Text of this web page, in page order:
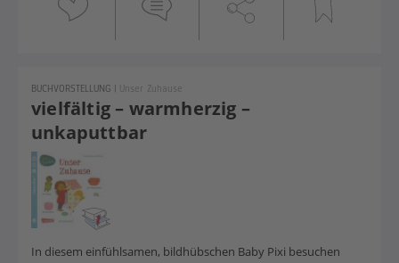
vielfältig – warmherzig –
unkaputtbar
BUCHVORSTELLUNG | Unser Zuhause
In diesem einfühlsamen, bildhübschen Baby Pixi besuchen